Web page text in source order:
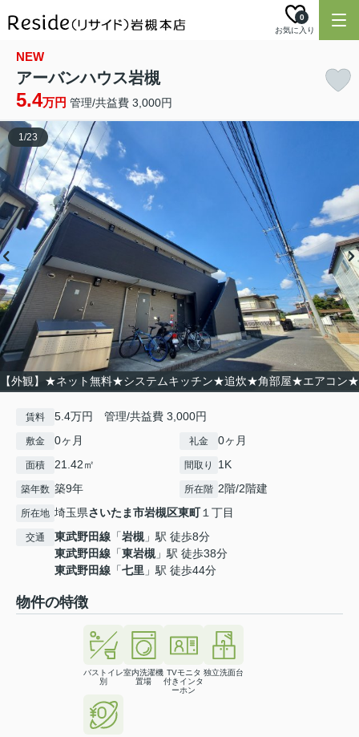
お気に入り
0
NEW
アーバンハウス岩槻
5.4万円 管理/共益費 3,000円
【外観】★ネット無料★システムキッチン★追炊★角部屋★エアコン★
1/23
賃料 5.4万円 管理/共益費 3,000円
敷金 0ヶ月 礼金 0ヶ月
面積 21.42㎡ 間取り 1K
築年数 築9年 所在階 2階/2階建
所在地 埼玉県さいたま市岩槻区東町１丁目
交通 東武野田線 「岩槻 」駅 徒歩8分
東武野田線 「東岩槻 」駅 徒歩38分
東武野田線 「七里 」駅 徒歩44分
物件の特徴
バストイレ
別
室内洗濯機
置場
TVモニタ
付きインタ
ーホン
独立洗面台